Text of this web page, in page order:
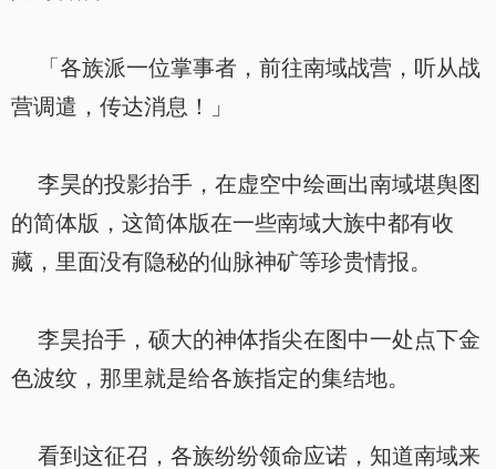
「各族派一位掌事者，前往南域战营，听从战
营调遣，传达消息！」
李昊的投影抬手，在虚空中绘画出南域堪舆图
的简体版，这简体版在一些南域大族中都有收
藏，里面没有隐秘的仙脉神矿等珍贵情报。
李昊抬手，硕大的神体指尖在图中一处点下金
色波纹，那里就是给各族指定的集结地。
看到这征召，各族纷纷领命应诺，知道南域来